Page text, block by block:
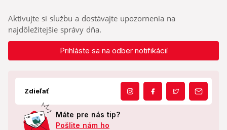
Aktivujte si službu a dostávajte upozornenia na
najdôležitejšie správy dňa.
Prihláste sa na odber notifikácií
Zdieľať
Máte pre nás tip?
Pošlite nám ho